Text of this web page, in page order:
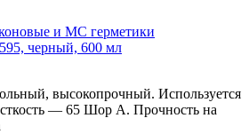
и МС герметики
черный, 600 мл
высокопрочный. Используется
— 65 Шор А. Прочность на